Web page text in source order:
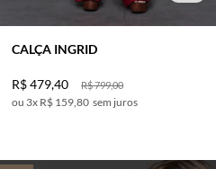
CALÇA INGRID
R$799,00
R$479,40
3x R$ 159,80 sem juros